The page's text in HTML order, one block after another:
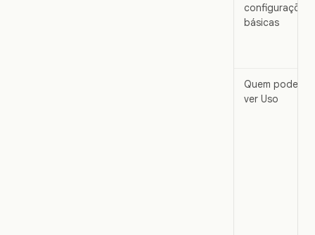
configurações
básicas
Quem pode
ver Uso